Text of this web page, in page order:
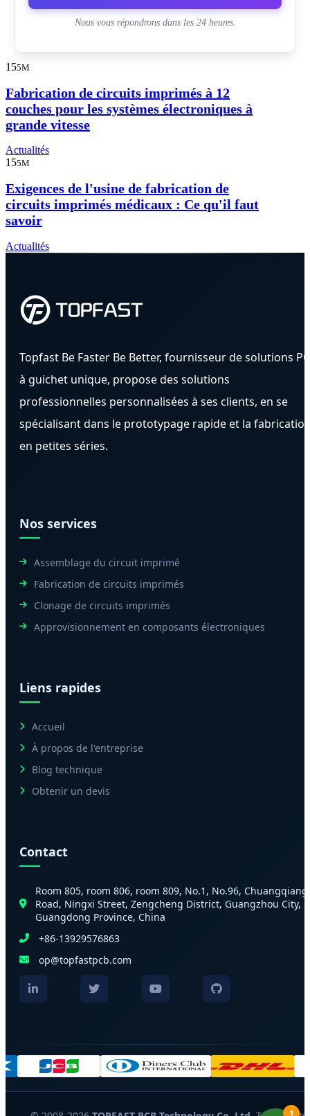
Nous vous répondrons dans les 24 heures.
155M
Fabrication de circuits imprimés à 12
couches pour les systèmes électroniques à
grande vitesse
Actualités
155M
Exigences de l'usine de fabrication de
circuits imprimés médicaux : Ce qu'il faut
savoir
Actualités
Topfast Be Faster Be Better, fournisseur de solutions
à guichet unique, propose des solutions
professionnelles personnalisées à ses clients, en se
spécialisant dans le prototypage rapide et la
en petites séries.
Nos services
Assemblage du circuit imprimé
Fabrication de circuits imprimés
Clonage de circuits imprimés
Approvisionnement en composants électroniques
Liens rapides
Accueil
À propos de l'entreprise
Blog technique
Obtenir un devis
Contact
Room 805, room 806, room 809, No.1, No.96, Chuangqiang
Road, Ningxi Street, Zengcheng District, Guangzhou City,
Guangdong Province, China
+86-13929576863
op@topfastpcb.com
1